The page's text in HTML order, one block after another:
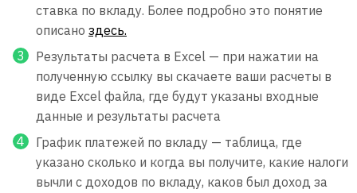
ставка по вкладу. Более подробно это понятие
описано здесь.
Результаты расчета в Excel — при нажатии на
полученную ссылку вы скачаете ваши расчеты в
виде Excel файла, где будут указаны входные
данные и результаты расчета
График платежей по вкладу — таблица, где
указано сколько и когда вы получите, какие налоги
вычли с доходов по вкладу, каков был доход за